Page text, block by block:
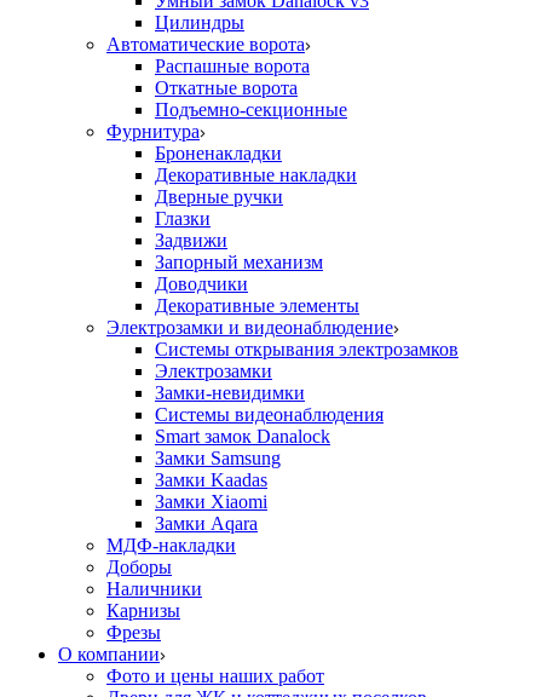
Цилиндры
Автоматические ворота
Распашные ворота
Откатные ворота
Подъемно-секционные
Фурнитура
Броненакладки
Декоративные накладки
Дверные ручки
Глазки
Задвижи
Запорный механизм
Доводчики
Декоративные элементы
Электрозамки и видеонаблюдение
Системы открывания электрозамков
Электрозамки
Замки-невидимки
Системы видеонаблюдения
Smart замок Danalock
Замки Samsung
Замки Kaadas
Замки Xiaomi
Замки Aqara
МДФ-накладки
Доборы
Наличники
Карнизы
Фрезы
О компании
Фото и цены наших работ